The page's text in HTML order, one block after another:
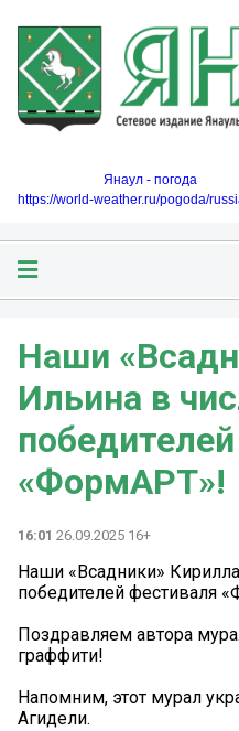
Янаул - погода
https://world-weather.ru/pogoda/
Наши
Ильина в
«ФормАРТ»!
16:01 26.09.2025 16+
Наши «Всадники»
победителей фестиваля
Поздравляем автора
граффити!
Напомним, этот мурал
Агидели.